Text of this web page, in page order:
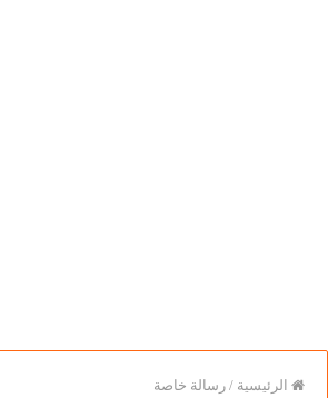
الرئيسية / رسالة خاصة